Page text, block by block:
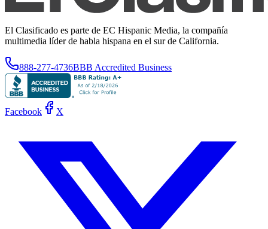
El Clasificado es parte de EC Hispanic Media, la compañía
multimedia líder de habla hispana en el sur de California.
888-277-4736BBB Accredited Business
Facebook X